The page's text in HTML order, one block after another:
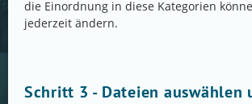
die Einordnung in diese Kategorien
jederzeit ändern.
Schritt 3 - Dateien auswählen